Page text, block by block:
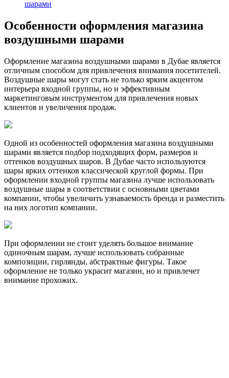
шарами
Особенности оформления магазина
воздушными шарами
Оформление магазина воздушными шарами в Дубае является
отличным способом для привлечения внимания посетителей.
Воздушные шары могут стать не только ярким акцентом
интерьера входной группы, но и эффективным
маркетинговым инструментом для привлечения новых
клиентов и увеличения продаж.
Одной из особенностей оформления магазина воздушными
шарами является подбор подходящих форм, размеров и
оттенков воздушных шаров. В Дубае часто используются
шары ярких оттенков классической круглой формы. При
оформлении входной группы магазина лучше использовать
воздушные шары в соответствии с основными цветами
компании, чтобы увеличить узнаваемость бренда и разместить
на них логотип компании.
При оформлении не стоит уделять большое внимание
одиночным шарам, лучше использовать собранные
композиции, гирлянды, абстрактные фигуры. Такое
оформление не только украсит магазин, но и привлечет
внимание прохожих.